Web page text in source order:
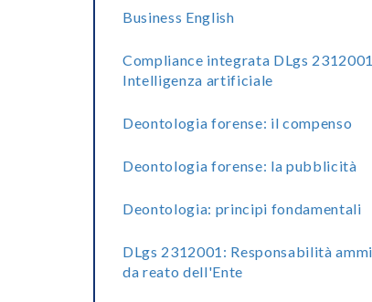
Business English
Compliance integrata DLgs
Intelligenza artificiale
Deontologia forense: il compenso
Deontologia forense: la pubblicità
Deontologia: principi fondamentali
DLgs 2312001: Responsabilità
da reato dell'Ente